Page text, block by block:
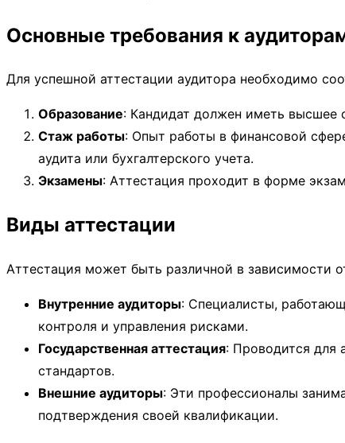
Основные требования к
Для успешной аттестации аудитора необходимо
Образование: Кандидат должен иметь высшее
Стаж работы: Опыт работы в финансовой
аудита или бухгалтерского учета.
Экзамены: Аттестация проходит в форме
Виды аттестации
Аттестация может быть различной в зависимости
Внутренние аудиторы: Специалисты,
контроля и управления рисками.
Государственная аттестация: Проводится для
стандартов.
Внешние аудиторы: Эти профессионалы
подтверждения своей квалификации.